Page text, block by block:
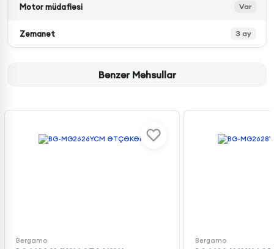
Motor müdafiəsi Var
Zəmanət 3 ay
Bənzər Məhsullar
Bergamo Bergamo